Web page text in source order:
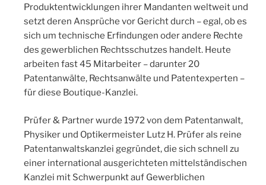
Produktentwicklungen ihrer Mandanten weltweit und
setzt deren Ansprüche vor Gericht durch – egal, ob es
sich um technische Erfindungen oder andere Rechte
des gewerblichen Rechtsschutzes handelt. Heute
arbeiten fast 45 Mitarbeiter – darunter 20
Patentanwälte, Rechtsanwälte und Patentexperten –
für diese Boutique-Kanzlei.
Prüfer & Partner wurde 1972 von dem Patentanwalt,
Physiker und Optikermeister Lutz H. Prüfer als reine
Patentanwaltskanzlei gegründet, die sich schnell zu
einer international ausgerichteten mittelständischen
Kanzlei mit Schwerpunkt auf Gewerblichen